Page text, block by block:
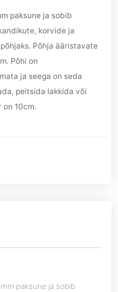
paksune ja sobib
korvide ja
Põhja ääristavate
Põhi on
ja seega on seda
peitsida lakkida või
10cm.
paksune ja sobib